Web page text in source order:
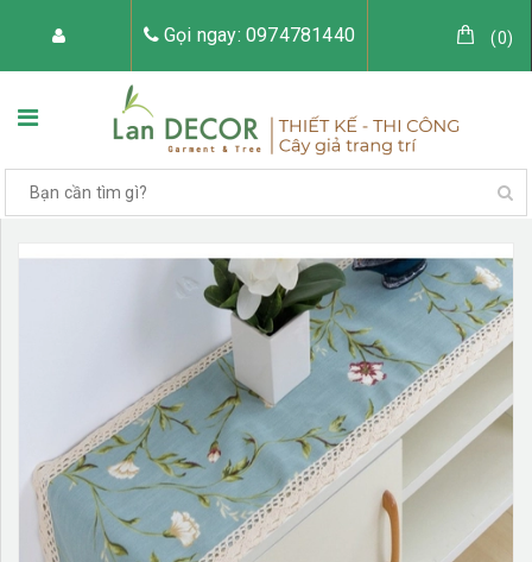
Gọi ngay: 0974781440 (0)
CÂY GIẢ TRANG TRÍ TIỂU CẢNH CÂY GIẢ